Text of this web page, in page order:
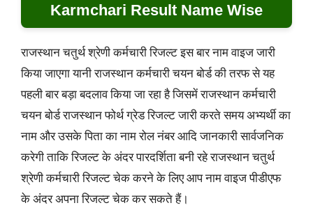
Karmchari Result Name Wise
राजस्थान चतुर्थ श्रेणी कर्मचारी रिजल्ट इस बार नाम वाइज जारी
किया जाएगा यानी राजस्थान कर्मचारी चयन बोर्ड की तरफ से यह
पहली बार बड़ा बदलाव किया जा रहा है जिसमें राजस्थान कर्मचारी
चयन बोर्ड राजस्थान फोर्थ ग्रेड रिजल्ट जारी करते समय अभ्यर्थी का
नाम और उसके पिता का नाम रोल नंबर आदि जानकारी सार्वजनिक
करेगी ताकि रिजल्ट के अंदर पारदर्शिता बनी रहे राजस्थान चतुर्थ
श्रेणी कर्मचारी रिजल्ट चेक करने के लिए आप नाम वाइज पीडीएफ
के अंदर अपना रिजल्ट चेक कर सकते हैं।